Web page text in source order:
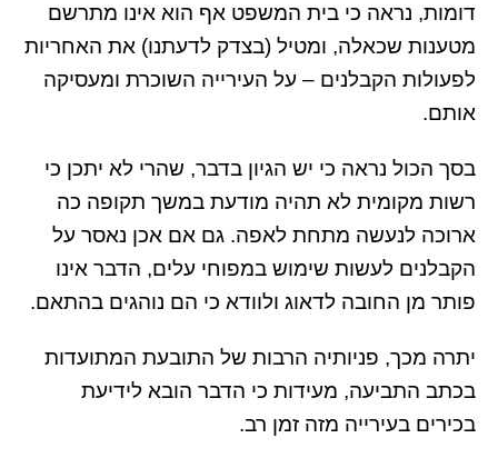
דומות, נראה כי בית המשפט אף הוא אינו מתרשם
מטענות שכאלה, ומטיל (בצדק לדעתנו) את האחריות
לפעולות הקבלנים – על העירייה השוכרת ומעסיקה
אותם.
בסך הכול נראה כי יש הגיון בדבר, שהרי לא יתכן כי
רשות מקומית לא תהיה מודעת במשך תקופה כה
ארוכה לנעשה מתחת לאפה. גם אם אכן נאסר על
הקבלנים לעשות שימוש במפוחי עלים, הדבר אינו
פותר מן החובה לדאוג ולוודא כי הם נוהגים בהתאם.
יתרה מכך, פניותיה הרבות של התובעת המתועדות
בכתב התביעה, מעידות כי הדבר הובא לידיעת
בכירים בעירייה מזה זמן רב.